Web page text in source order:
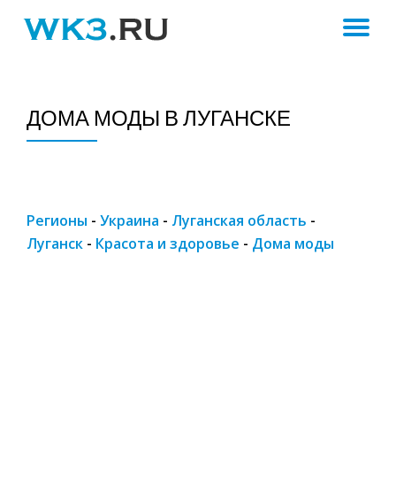
ДОМА МОДЫ В ЛУГАНСКЕ
Регионы - Украина - Луганская область -
Луганск - Красота и здоровье - Дома моды